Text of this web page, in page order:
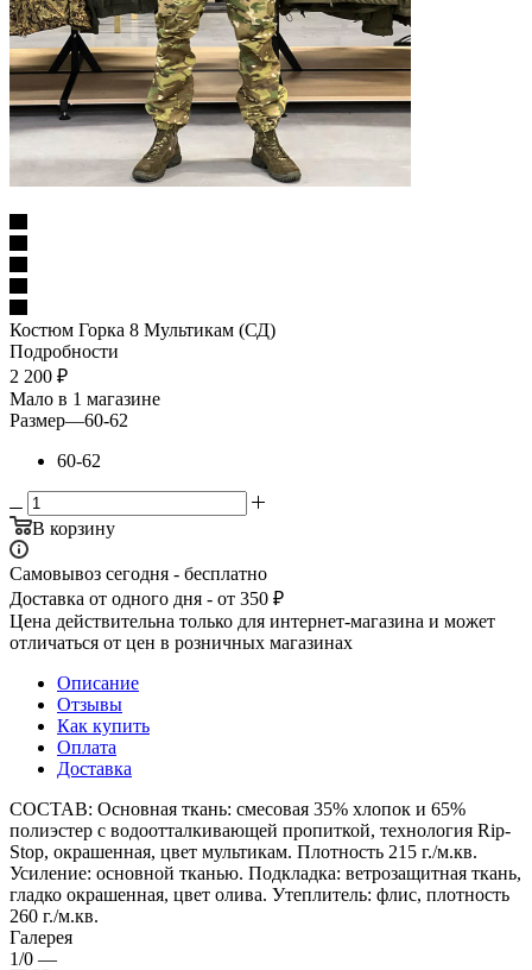
Костюм Горка 8 Мультикам (СД)
Подробности
2 200 ₽
Мало в 1 магазине
Размер—60-62
60-62
В корзину
Самовывоз сегодня - бесплатно
Доставка от одного дня - от 350 ₽
Цена действительна только для интернет-магазина и может
отличаться от цен в розничных магазинах
Описание
Отзывы
Как купить
Оплата
Доставка
СОСТАВ: Основная ткань: смесовая 35% хлопок и 65%
полиэстер с водоотталкивающей пропиткой, технология Rip-
Stop, окрашенная, цвет мультикам. Плотность 215 г./м.кв.
Усиление: основной тканью. Подкладка: ветрозащитная ткань,
гладко окрашенная, цвет олива. Утеплитель: флис, плотность
260 г./м.кв.
Галерея
1/0 —